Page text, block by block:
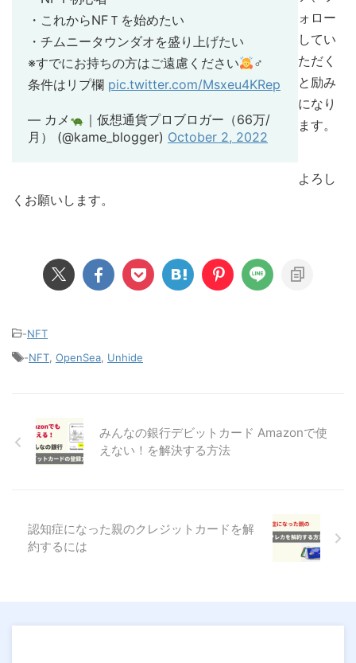
・これからNFＴを始めたい
・チムニータウンダオを盛り上げたい
※すでにお持ちの方はご遠慮ください
‍♂
条件はリプ欄 pic.twitter.com/Msxeu4KRep
— カメ
｜仮想通貨プロブロガー（66万/
月） (@kame_blogger) October 2, 2022
ォロー
してい
ただく
と励み
になり
ます。
よろし
くお願いします。
-NFT
-NFT, OpenSea, Unhide
みんなの銀行デビットカード Amazonで使
えない！を解決する方法
認知症になった親のクレジットカードを解
約するには